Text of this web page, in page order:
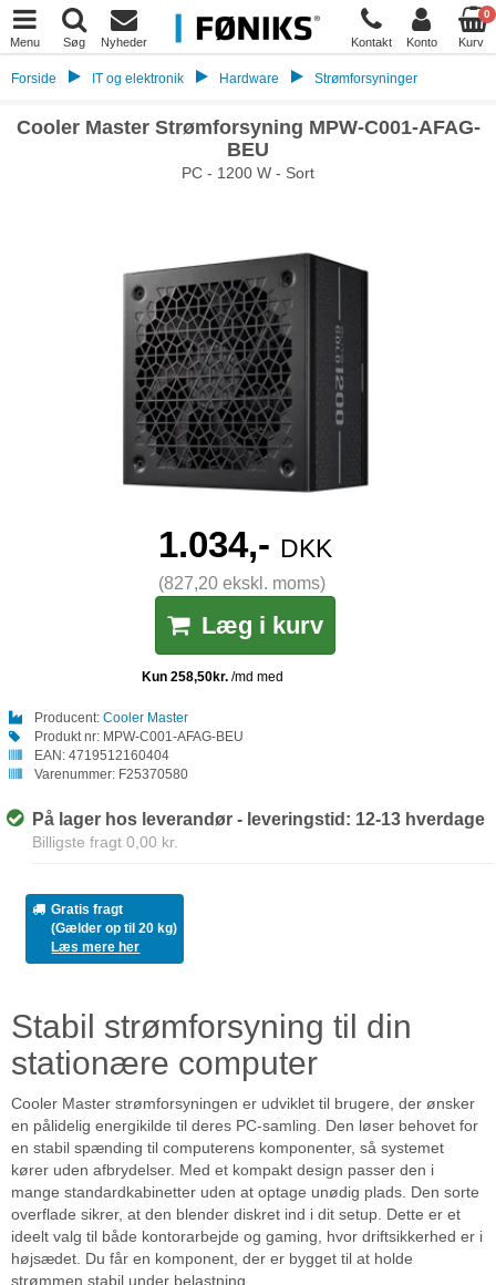
Menu Søg Nyheder Kontakt Konto
0
Kurv
Forside IT og elektronik Hardware Strømforsyninger
Cooler Master Strømforsyning MPW-C001-AFAG-
BEU
PC - 1200 W - Sort
1.034,- DKK
(827,20 ekskl. moms)
Læg i kurv
Producent: Cooler Master
Produkt nr: MPW-C001-AFAG-BEU
EAN: 4719512160404
Varenummer: F25370580
På lager hos leverandør - leveringstid: 12-13 hverdage
Billigste fragt 0,00 kr.
Gratis fragt
(Gælder op til 20 kg)
Læs mere her
Stabil strømforsyning til din
stationære computer
Cooler Master strømforsyningen er udviklet til brugere, der ønsker
en pålidelig energikilde til deres PC-samling. Den løser behovet for
en stabil spænding til computerens komponenter, så systemet
kører uden afbrydelser. Med et kompakt design passer den i
mange standardkabinetter uden at optage unødig plads. Den sorte
overflade sikrer, at den blender diskret ind i dit setup. Dette er et
ideelt valg til både kontorarbejde og gaming, hvor driftsikkerhed er i
højsædet. Du får en komponent, der er bygget til at holde
strømmen stabil under belastning.